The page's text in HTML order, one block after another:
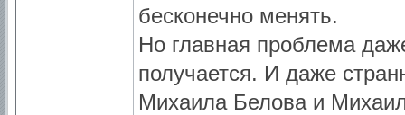
бесконечно менять.
Но главная проблема
получается. И даже
Михаила Белова и